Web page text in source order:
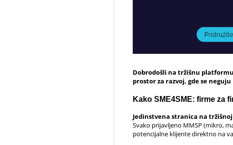
Dobrodošli na tržišnu
prostor za razvoj, gde se
Kako SME4SME: firme za
Jedinstvena stranica na
Svako prijavljeno MMSP (mikro,
potencijalne klijente direktno na